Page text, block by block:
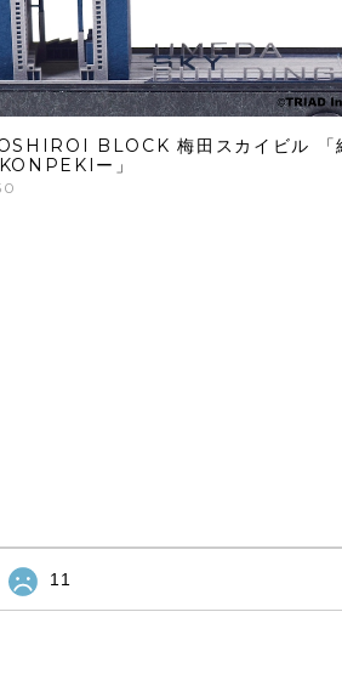
BLOCK 梅田スカイビル 「
ー」
11